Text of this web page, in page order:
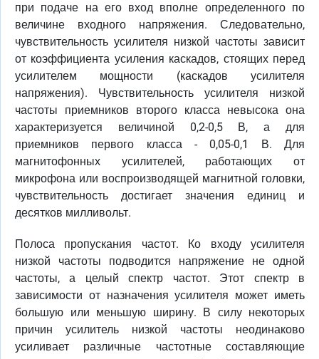
при подаче на его вход вполне определенного по
величине входного напряжения. Следовательно,
чувствительность усилителя низкой частоты зависит
от коэффициента усиления каскадов, стоящих перед
усилителем мощности (каскадов усилителя
напряжения). Чувствительность усилителя низкой
частоты приемников второго класса невысока она
характеризуется величиной 0,2-0,5 В, а для
приемников первого класса - 0,05-0,1 В. Для
магнитофонных усилителей, работающих от
микрофона или воспроизводящей магнитной головки,
чувствительность достигает значения единиц и
десятков милливольт.
Полоса пропускания частот. Ко входу усилителя
низкой частоты подводится напряжение не одной
частоты, а целый спектр частот. Этот спектр в
зависимости от назначения усилителя может иметь
большую или меньшую ширину. В силу некоторых
причин усилитель низкой частоты неодинаково
усиливает различные частотные составляющие